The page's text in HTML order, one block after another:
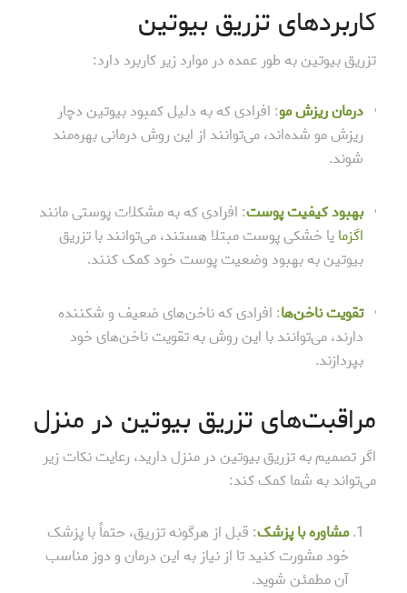
کاربردهای تزریق بیوتین
تزریق بیوتین به طور عمده در موارد زیر کاربرد دارد:
درمان ریزش مو: افرادی که به دلیل کمبود بیوتین دچار
ریزش مو شده‌اند، می‌توانند از این روش درمانی بهره‌مند
شوند.
بهبود کیفیت پوست: افرادی که به مشکلات پوستی مانند
اگزمایا خشکی پوست مبتلا هستند، می‌توانند با تزریق
بیوتین به بهبود وضعیت پوست خود کمک کنند.
تقویت ناخن‌ها: افرادی که ناخن‌های ضعیف و شکننده
دارند، می‌توانند با این روش به تقویت ناخن‌های خود
بپردازند.
مراقبت‌های تزریق بیوتین در منزل
اگر تصمیم به تزریق بیوتین در منزل دارید، رعایت نکات زیر
می‌تواند به شما کمک کند:
مشاوره با پزشک: قبل از هرگونه تزریق، حتماً با پزشک
خود مشورت کنید تا از نیاز به این درمان و دوز مناسب
آن مطمئن شوید.